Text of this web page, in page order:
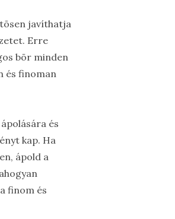
javíthatja
Erre
bõr minden
és finoman
és
kap. Ha
ápold a
finom és